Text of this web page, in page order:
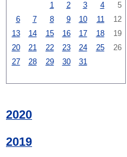
1
2 3 4
5
6
7 8 9 10 11
12
13
14 15 16 17 18
19
20
21 22 23 24 25
26
27
28 29 30 31
2020
2019